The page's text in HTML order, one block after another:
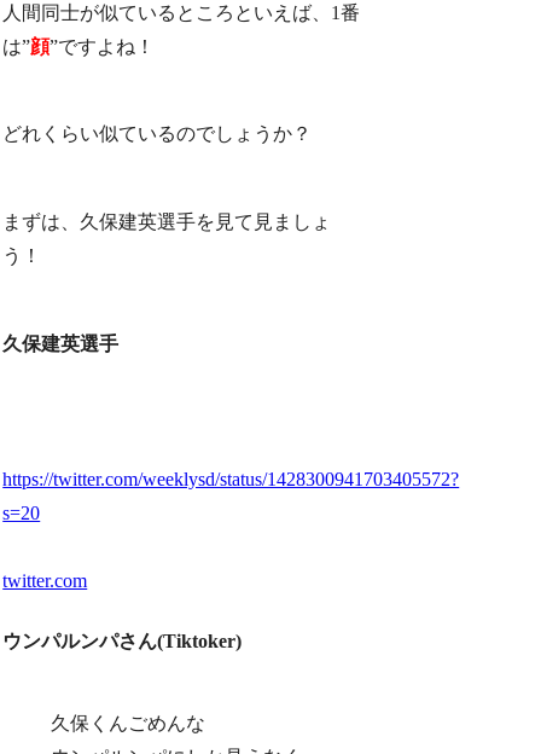
人間同士が似ているところといえば、1番
は”顔”ですよね！
どれくらい似ているのでしょうか？
まずは、久保建英選手を見て見ましょ
う！
久保建英選手
https://twitter.com/weeklysd/status/1428300941703405572?
s=20
twitter.com
ウンパルンパさん(Tiktoker)
久保くんごめんな